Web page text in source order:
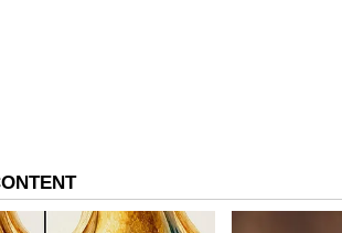
ವಿಗ್ರಹಗಳನ್ನು ತಯಾರಿಸಿ ಪ್ರತಿಷ್ಠಾಪಿಸಲು
ರಾಜನು ಸಮುದ್ರ ತೀರದ ಬಳಿಗೆ